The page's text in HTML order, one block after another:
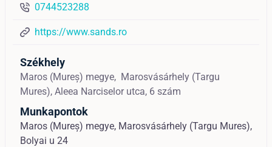
0744523288
https://www.sands.ro
Székhely
Maros (Mureș) megye, Marosvásárhely (Targu
Mures), Aleea Narciselor utca, 6 szám
Munkapontok
Maros (Mureș) megye, Marosvásárhely (Targu Mures),
Bolyai u 24